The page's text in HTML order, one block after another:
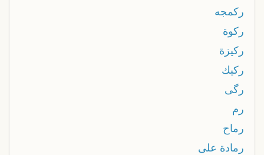
ركمجه
ركوة
ركيزة
ركيك
رگی
رم
رماح
رمادة على